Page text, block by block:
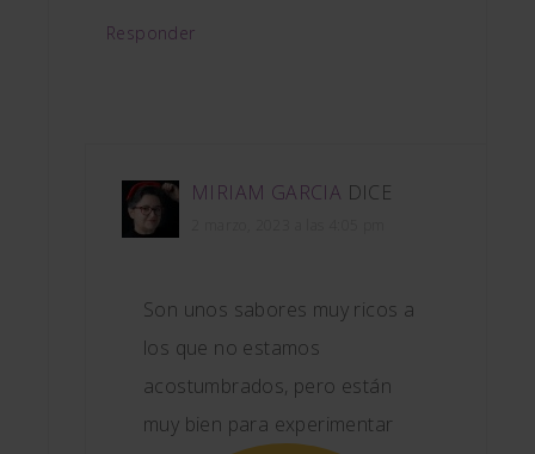
Responder
MIRIAM GARCIA DICE
Son unos sabores muy ricos a
los que no estamos
acostumbrados, pero están
muy bien para experimentar